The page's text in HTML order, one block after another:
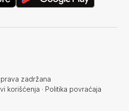
zadržana
korišćenja · Politika povraćaja